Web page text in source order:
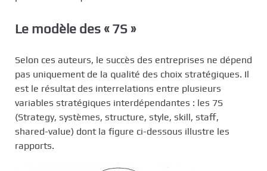
Le modèle des « 7S »
Selon ces auteurs, le succès des entreprises ne dépend
pas uniquement de la qualité des choix stratégiques. Il
est le résultat des interrelations entre plusieurs
variables stratégiques interdépendantes : les 7S
(Strategy, systèmes, structure, style, skill, staff,
shared-value) dont la figure ci-dessous illustre les
rapports.